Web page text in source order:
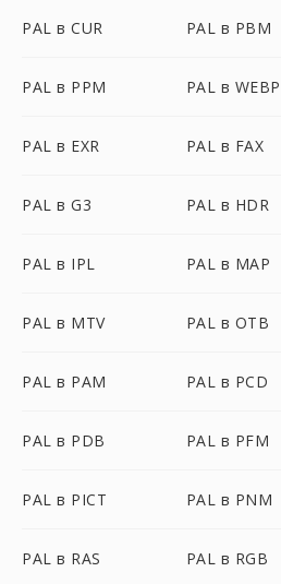
PAL в CUR PAL в PBM
PAL в PPM PAL в WEBP
PAL в EXR PAL в FAX
PAL в G3 PAL в HDR
PAL в IPL PAL в MAP
PAL в MTV PAL в OTB
PAL в PAM PAL в PCD
PAL в PDB PAL в PFM
PAL в PICT PAL в PNM
PAL в RAS PAL в RGB